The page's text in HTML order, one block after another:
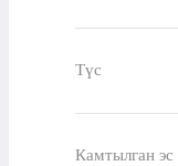
Түс
Камтылган